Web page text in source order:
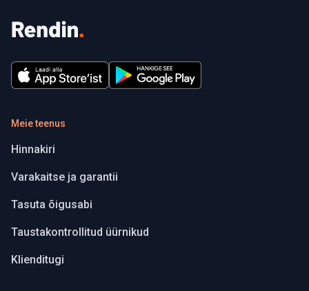
Meie teenus
Hinnakiri
Varakaitse ja garantii
Tasuta õigusabi
Taustakontrollitud üürnikud
Klienditugi